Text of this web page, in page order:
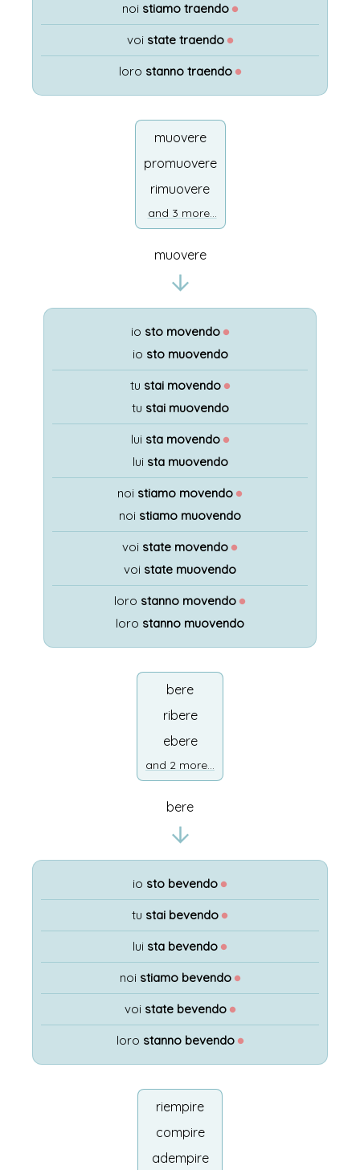
noi stiamo traendo ●
voi state traendo ●
loro stanno traendo ●
muovere
promuovere
rimuovere
and 3 more...
muovere
io sto movendo ●
io sto muovendo
tu stai movendo ●
tu stai muovendo
lui sta movendo ●
lui sta muovendo
noi stiamo movendo ●
noi stiamo muovendo
voi state movendo ●
voi state muovendo
loro stanno movendo ●
loro stanno muovendo
bere
ribere
ebere
and 2 more...
bere
io sto bevendo ●
tu stai bevendo ●
lui sta bevendo ●
noi stiamo bevendo ●
voi state bevendo ●
loro stanno bevendo ●
riempire
compire
adempire